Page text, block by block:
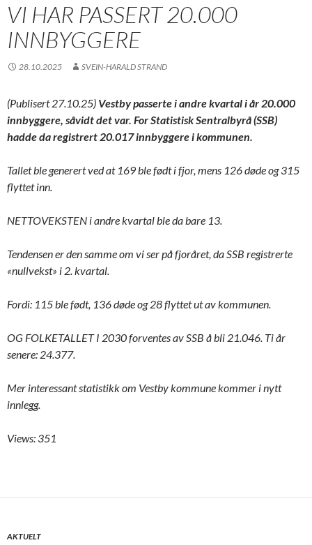
VI HAR PASSERT 20.000
INNBYGGERE
28.10.2025 SVEIN-HARALD STRAND
(Publisert 27.10.25) Vestby passerte i andre kvartal i år 20.000
innbyggere, såvidt det var. For Statistisk Sentralbyrå (SSB)
hadde da registrert 20.017 innbyggere i kommunen.
Tallet ble generert ved at 169 ble født i fjor, mens 126 døde og 315
flyttet inn.
NETTOVEKSTEN i andre kvartal ble da bare 13.
Tendensen er den samme om vi ser på fjoråret, da SSB registrerte
«nullvekst» i 2. kvartal.
Fordi: 115 ble født, 136 døde og 28 flyttet ut av kommunen.
OG FOLKETALLET I 2030 forventes av SSB å bli 21.046. Ti år
senere: 24.377.
Mer interessant statistikk om Vestby kommune kommer i nytt
innlegg.
Views: 351
AKTUELT